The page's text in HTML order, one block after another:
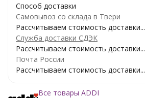
Способ доставки
Самовывоз со склада в Твери
Рассчитываем стоимость доставки...
Служба доставки СДЭК
Рассчитываем стоимость доставки...
Почта России
Рассчитываем стоимость доставки...
Все товары ADDI